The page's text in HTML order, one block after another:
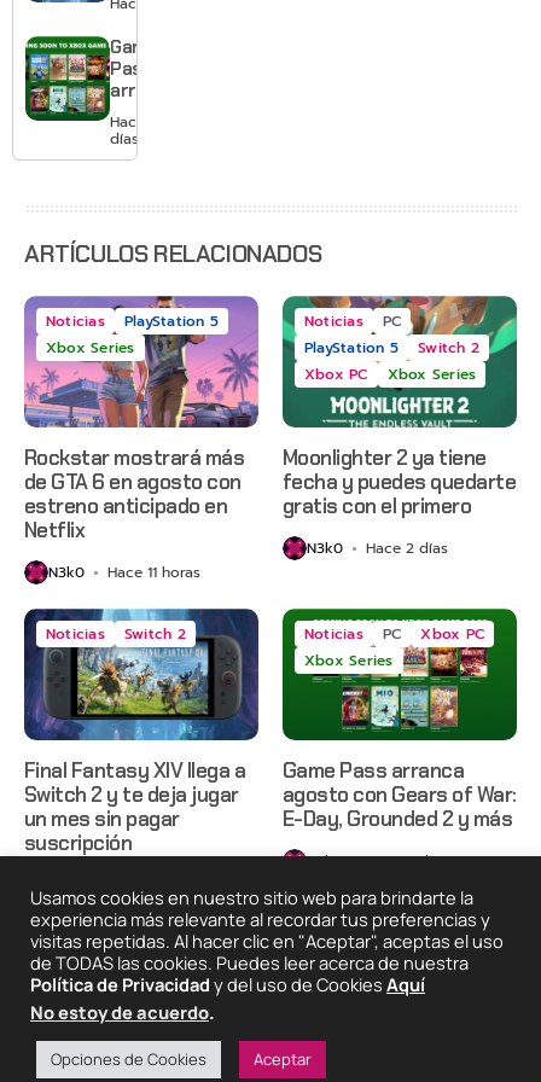
te deja
jugar un
mes sin
pagar
suscripción
Game
Pass
arranca
agosto
con
Gears of
2 y más
Hace 3
días
ARTÍCULOS RELACIONADOS
Noticias
PlayStation 5
Xbox Series
Rockstar mostrará más
de GTA 6 en agosto con
estreno anticipado en
Netflix
N3k0 Hace 11 horas
Noticias
PC
PlayStation 5
Switch 2
Xbox PC
Xbox Series
Moonlighter 2 ya tiene
fecha y puedes quedarte
gratis con el primero
N3k0 Hace 2 días
Noticias Switch 2
Final Fantasy XIV llega a
Switch 2 y te deja jugar
un mes sin pagar
suscripción
Noticias PC
Xbox PC
Xbox Series
Game Pass arranca
agosto con Gears of War:
E-Day, Grounded 2 y más
N3k0 Hace 3 días
2025 © Degeneraciónx.com | Anime, Games & Nothing
Else
Quiénes
Somos
Condiciones De
Uso Privacidad
Usamos cookies en nuestro sitio web para brindarte la
experiencia más relevante al recordar tus preferencias y
visitas repetidas. Al hacer clic en "Aceptar", aceptas el uso
de TODAS las cookies. Puedes leer acerca de nuestra
Política de Privacidad y del uso de Cookies Aquí
No estoy de acuerdo.
Opciones de Cookies Aceptar